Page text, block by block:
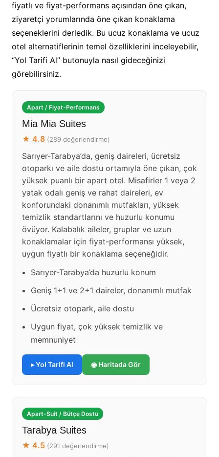
fiyatlı ve fiyat-performans açısından öne çıkan,
ziyaretçi yorumlarında öne çıkan konaklama
seçeneklerini derledik. Bu ucuz konaklama ve ucuz
otel alternatiflerinin temel özelliklerini inceleyebilir,
“Yol Tarifi Al” butonuyla nasıl gideceğinizi
görebilirsiniz.
Apart / Fiyat-Performans
Mia Mia Suites
★ 4.8 (289 değerlendirme)
Sarıyer-Tarabya’da, geniş daireleri, ücretsiz
otoparkı ve aile dostu ortamıyla öne çıkan, çok
yüksek puanlı bir apart otel. Misafirler 1 veya 2
yatak odalı geniş ve rahat daireleri, ev
konforundaki donanımlı mutfakları, yüksek
temizlik standartlarını ve huzurlu konumu
övüyor. Kalabalık aileler, gruplar ve uzun
konaklamalar için fiyat-performansı yüksek,
uygun fiyatlı bir konaklama seçeneğidir.
Sarıyer-Tarabya’da huzurlu konum
Geniş 1+1 ve 2+1 daireler, donanımlı mutfak
Ücretsiz otopark, aile dostu
Uygun fiyat, çok yüksek temizlik ve
memnuniyet
▸ Yol Tarifi Al ◉ Haritada Gör
Apart-Suit / Bütçe Dostu
Tarabya Suites
★ 4.5 (291 değerlendirme)